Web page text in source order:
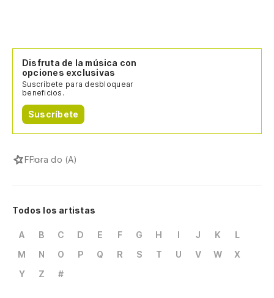
Disfruta de la música con
opciones exclusivas
Suscríbete para desbloquear
beneficios.
Suscríbete
FFora do (A)
Todos los artistas
A B C D E F G H I J K
L
M
N O P Q R S T U V W
X
Y
Z #